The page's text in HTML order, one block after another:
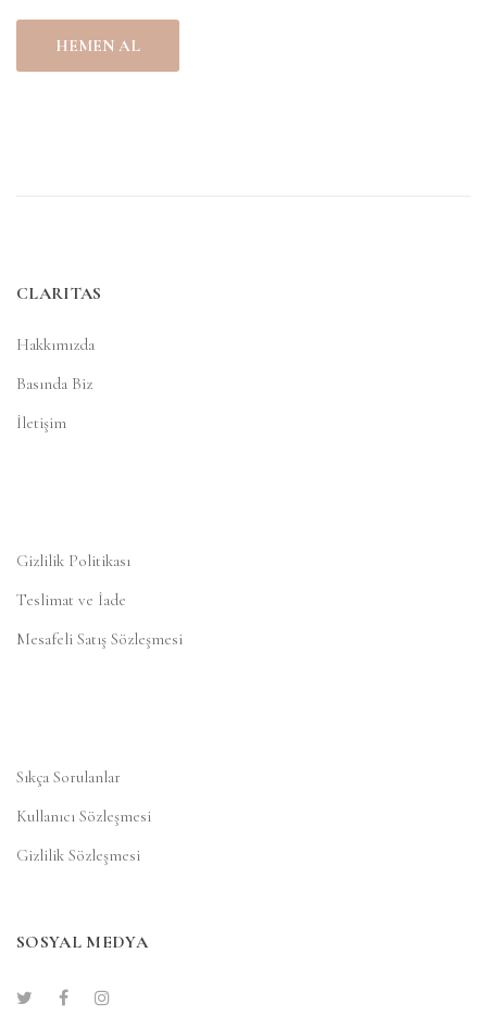
HEMEN AL
CLARITAS
Hakkımızda
Basında Biz
İletişim
Gizlilik Politikası
Teslimat ve İade
Mesafeli Satış Sözleşmesi
Sıkça Sorulanlar
Kullanıcı Sözleşmesi
Gizlilik Sözleşmesi
SOSYAL MEDYA